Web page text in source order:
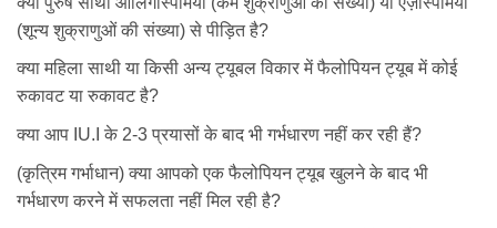
(शून्य शुक्राणुओं की संख्या) से पीड़ित है?
क्या महिला साथी या किसी अन्य ट्यूबल विकार में फैलोपियन ट्यूब में कोई
रुकावट या रुकावट है?
क्या आप IU.I के 2-3 प्रयासों के बाद भी गर्भधारण नहीं कर रही हैं?
(कृत्रिम गर्भाधान) क्या आपको एक फैलोपियन ट्यूब खुलने के बाद भी
गर्भधारण करने में सफलता नहीं मिल रही है?